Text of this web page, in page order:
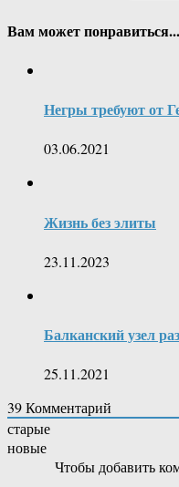
Вам может понравиться...
Негры требуют от
03.06.2021
Жизнь без элиты
23.11.2023
Балканский узел
25.11.2021
39Комментарий
старые
новые
Чтобы добавить